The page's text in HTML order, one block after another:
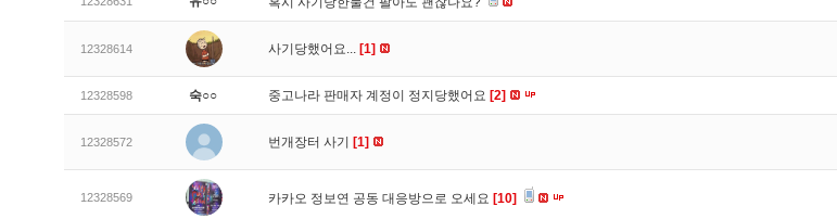
12328614 사기당했어요... [1]
12328598 숙○○ 중고나라 판매자 계정이 정지당했어요 [2]
12328572 번개장터 사기 [1]
12328569 카카오 정보연 공동 대응방으로 오세요 [10]